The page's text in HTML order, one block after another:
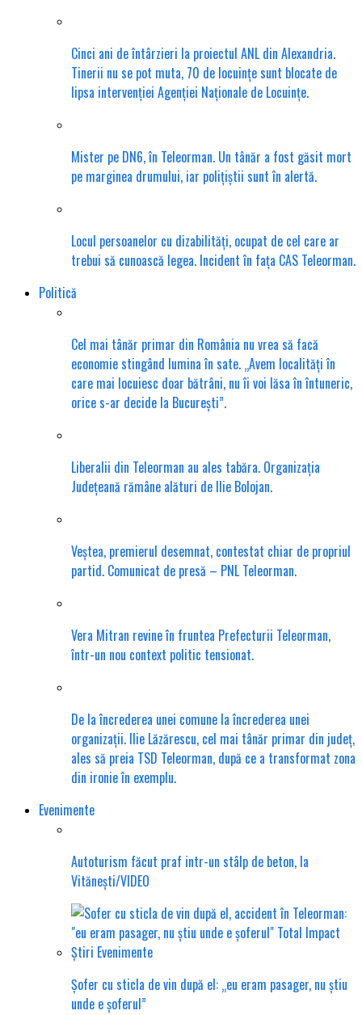
Cinci ani de întârzieri la proiectul ANL din Alexandria.
Tinerii nu se pot muta, 70 de locuințe sunt blocate de
lipsa intervenției Agenției Naționale de Locuințe.
Mister pe DN6, în Teleorman. Un tânăr a fost găsit mort
pe marginea drumului, iar polițiștii sunt în alertă.
Locul persoanelor cu dizabilități, ocupat de cel care ar
trebui să cunoască legea. Incident în fața CAS Teleorman.
Politică
Cel mai tânăr primar din România nu vrea să facă
economie stingând lumina în sate. „Avem localități în
care mai locuiesc doar bătrâni, nu îi voi lăsa în întuneric,
orice s-ar decide la București”.
Liberalii din Teleorman au ales tabăra. Organizația
Județeană rămâne alături de Ilie Bolojan.
Veștea, premierul desemnat, contestat chiar de propriul
partid. Comunicat de presă – PNL Teleorman.
Vera Mitran revine în fruntea Prefecturii Teleorman,
într-un nou context politic tensionat.
De la încrederea unei comune la încrederea unei
organizații. Ilie Lăzărescu, cel mai tânăr primar din județ,
ales să preia TSD Teleorman, după ce a transformat zona
din ironie în exemplu.
Evenimente
Autoturism făcut praf intr-un stâlp de beton, la
Vitănești/VIDEO
Șofer cu sticla de vin după el: „eu eram pasager, nu știu
unde e șoferul”